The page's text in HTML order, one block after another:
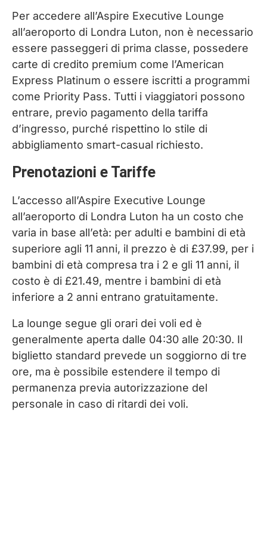
Per accedere all’Aspire Executive Lounge
all’aeroporto di Londra Luton, non è necessario
essere passeggeri di prima classe, possedere
carte di credito premium come l’American
Express Platinum o essere iscritti a programmi
come Priority Pass. Tutti i viaggiatori possono
entrare, previo pagamento della tariffa
d’ingresso, purché rispettino lo stile di
abbigliamento smart-casual richiesto.
Prenotazioni e Tariffe
L’accesso all’Aspire Executive Lounge
all’aeroporto di Londra Luton ha un costo che
varia in base all’età: per adulti e bambini di età
superiore agli 11 anni, il prezzo è di £37.99, per i
bambini di età compresa tra i 2 e gli 11 anni, il
costo è di £21.49, mentre i bambini di età
inferiore a 2 anni entrano gratuitamente.
La lounge segue gli orari dei voli ed è
generalmente aperta dalle 04:30 alle 20:30. Il
biglietto standard prevede un soggiorno di tre
ore, ma è possibile estendere il tempo di
permanenza previa autorizzazione del
personale in caso di ritardi dei voli.